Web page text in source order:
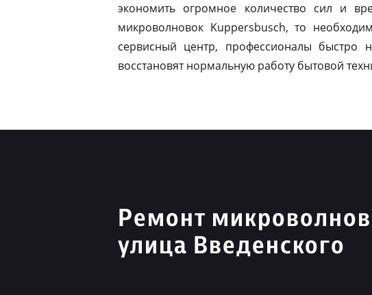
экономить огромное количество сил и
микроволновок Kuppersbusch, то
сервисный центр, профессионалы быстро
восстановят нормальную работу бытовой
Ремонт
улица Введенского